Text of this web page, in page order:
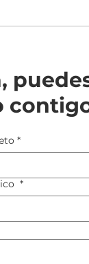
*
*